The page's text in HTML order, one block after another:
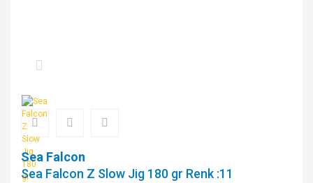
Sea Falcon
Sea Falcon Z Slow Jig 180 gr Renk :11